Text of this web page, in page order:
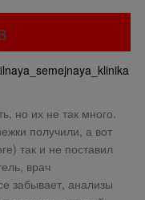
но их не так много.
получили, а вот
так и не поставил
врач
забывает, анализы